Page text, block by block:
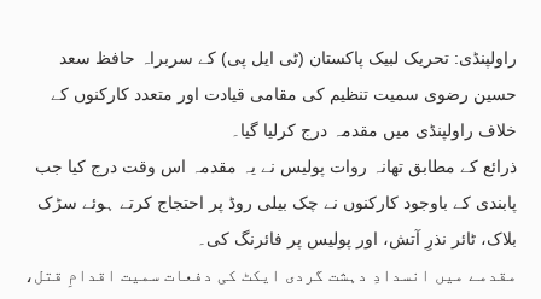
راولپنڈی: تحریک لبیک پاکستان (ٹی ایل پی) کے سربراہ حافظ سعد
حسین رضوی سمیت تنظیم کی مقامی قیادت اور متعدد کارکنوں کے
خلاف راولپنڈی میں مقدمہ درج کرلیا گیا۔
ذرائع کے مطابق تھانہ روات پولیس نے یہ مقدمہ اس وقت درج کیا جب
پابندی کے باوجود کارکنوں نے چک بیلی روڈ پر احتجاج کرتے ہوئے سڑک
بلاک، ٹائر نذرِ آتش، اور پولیس پر فائرنگ کی۔
مقدمے میں انسدادِ دہشت گردی ایکٹ کی دفعات سمیت اقدامِ قتل،